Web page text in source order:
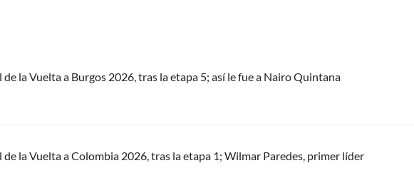
la Vuelta a Burgos 2026, tras la etapa 5; así le fue a Nairo Quintana
la Vuelta a Colombia 2026, tras la etapa 1; Wilmar Paredes, primer líder